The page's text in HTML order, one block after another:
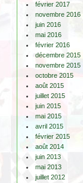
février 2017
novembre 2016
juin 2016
mai 2016
février 2016
décembre 2015
novembre 2015
octobre 2015
août 2015
juillet 2015
juin 2015
mai 2015
avril 2015
février 2015
août 2014
juin 2013
mai 2013
juillet 2012